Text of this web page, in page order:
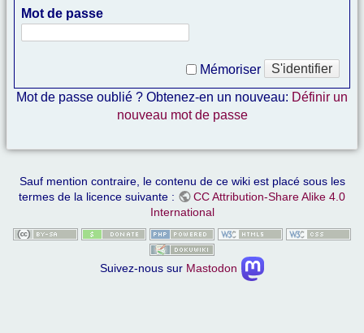
Mot de passe
Mémoriser S'identifier
Mot de passe oublié ? Obtenez-en un nouveau: Définir un
nouveau mot de passe
Sauf mention contraire, le contenu de ce wiki est placé sous les
termes de la licence suivante :
CC Attribution-Share Alike 4.0
International
Suivez-nous sur Mastodon